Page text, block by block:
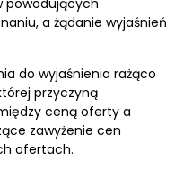
powodujących
a żądanie wyjaśnień
do wyjaśnienia rażąco
przyczyną
ceną oferty a
zawyżenie cen
ofertach.